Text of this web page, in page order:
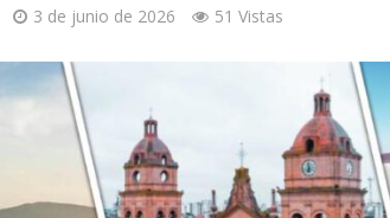
3 de junio de 2026 51 Vistas